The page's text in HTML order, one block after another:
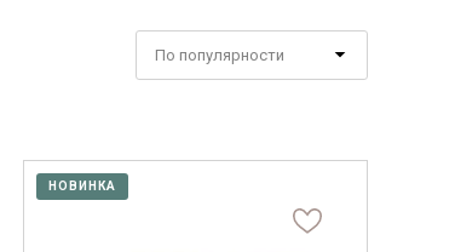
Наполнение кухонь
Деревообработка
Пиломатериалы
Гнутоклееные детали
ПОДОБРАТЬ
Выберите
Для дома,
По популярности
НОВИНКА